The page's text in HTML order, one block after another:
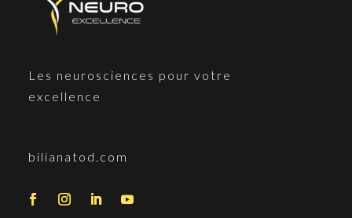
Les neurosciences pour votre
excellence
bilianatod.com